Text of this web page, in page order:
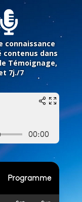
connaissance
contenus dans
Témoignage,
7j./7